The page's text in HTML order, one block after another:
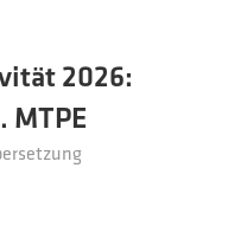
2026:
MTPE